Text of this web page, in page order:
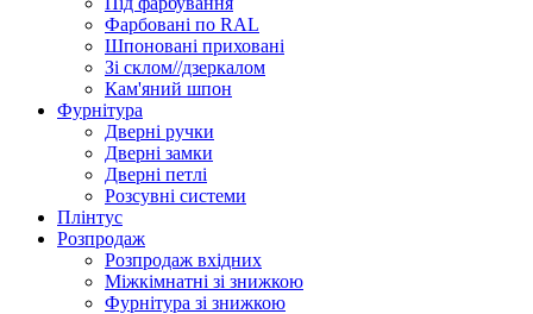
Фарбовані по RAL
Шпоновані приховані
Зі склом//дзеркалом
Кам'яний шпон
Фурнітура
Дверні ручки
Дверні замки
Дверні петлі
Розсувні системи
Плінтус
Розпродаж
Розпродаж вхідних
Міжкімнатні зі знижкою
Фурнітура зі знижкою